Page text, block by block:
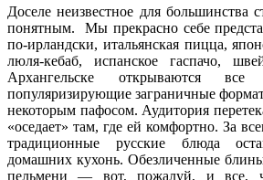
Доселе неизвестное для большинства
понятным. Мы прекрасно себе
по-ирландски, итальянская пицца,
люля-кебаб, испанское гаспачо,
Архангельске открываются
популяризирующие заграничные
некоторым пафосом. Аудитория
«оседает» там, где ей комфортно. За
традиционные русские блюда
домашних кухонь. Обезличенные
пельмени — вот, пожалуй, и все,